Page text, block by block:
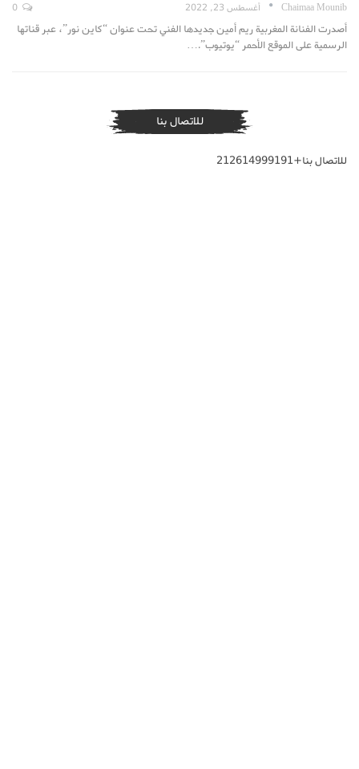
Chaimaa Mounib أغسطس 23, 2022
أصدرت الفنانة المغربية ريم أمين جديدها الفني تحت عنوان “كاين نور”، عبر قناتها
الرسمية على الموقع الأحمر “يوتيوب”.…
للاتصال بنا
للاتصال بنا+212614999191